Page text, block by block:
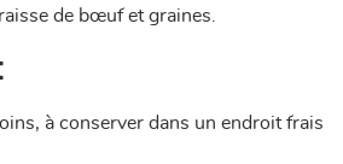
de bœuf et graines.
à conserver dans un endroit frais